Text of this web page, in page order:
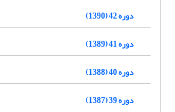
دوره 42 (1390)
دوره 41 (1389)
دوره 40 (1388)
دوره 39 (1387)